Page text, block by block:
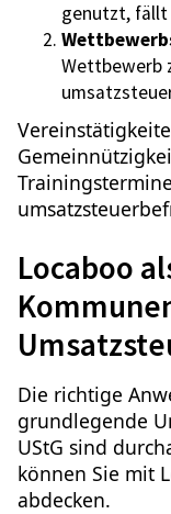
genutzt, fällt
Wettbewerb
Locaboo
Die richtige
grundlegende
UStG sind
können Sie mit
abdecken.